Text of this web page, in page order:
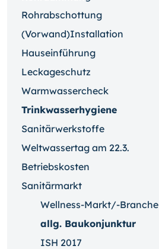
Rohrabschottung
(Vorwand)Installation
Hauseinführung
Leckageschutz
Warmwassercheck
Trinkwasserhygiene
Sanitärwerkstoffe
Weltwassertag am 22.3.
Betriebskosten
Sanitärmarkt
Wellness-Markt/-Branche
allg. Baukonjunktur
ISH 2017